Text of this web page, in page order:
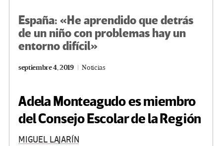
España: «He aprendido que detrás
de un niño con problemas hay un
entorno difícil»
septiembre 4, 2019 Noticias
Adela Monteagudo es miembro
del Consejo Escolar de la Región
MIGUEL LAJARÍN